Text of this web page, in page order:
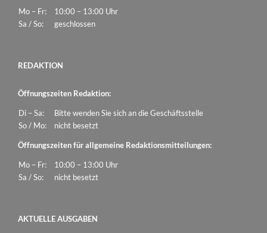
Mo – Fr:
10:00 – 13:00 Uhr
Sa / So:
geschlossen
REDAKTION
Öffnungszeiten Redaktion:
Di – Sa:
Bitte wenden Sie sich an die Geschäftsstelle
So / Mo:
nicht besetzt
Öffnungszeiten für allgemeine Redaktionsmitteilungen:
Mo – Fr:
10:00 – 13:00 Uhr
Sa / So:
nicht besetzt
AKTUELLE AUSGABEN